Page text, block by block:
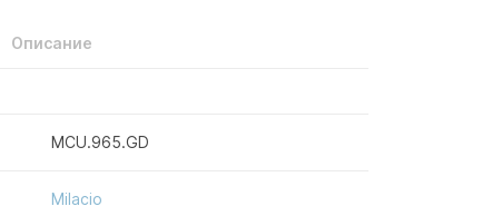
Описание
MCU.965.GD
Milacio